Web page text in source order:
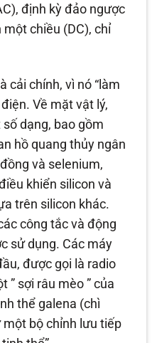
định kỳ đảo ngược
chiều (DC), chỉ
cải chính, vì nó “làm
Về mặt vật lý,
dạng, bao gồm
hồ quang thủy ngân
và selenium,
khiển silicon và
trên silicon khác.
công tắc và động
sử dụng. Các máy
được gọi là radio
” sợi râu mèo ” của
thể galena (chì
bộ chỉnh lưu tiếp